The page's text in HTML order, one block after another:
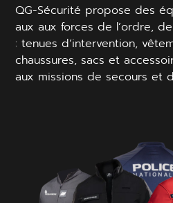
QG-Sécurité propose des
aux aux forces de l’ordre,
: tenues d’intervention,
chaussures, sacs et
aux missions de secours et